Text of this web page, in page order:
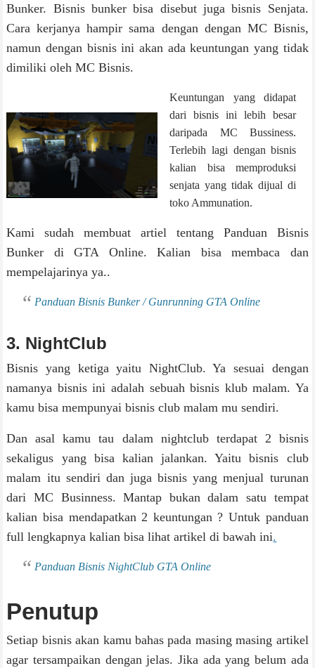
Bunker. Bisnis bunker bisa disebut juga bisnis Senjata.
Cara kerjanya hampir sama dengan dengan MC Bisnis,
namun dengan bisnis ini akan ada keuntungan yang tidak
dimiliki oleh MC Bisnis.
Keuntungan yang didapat
dari bisnis ini lebih besar
daripada MC Bussiness.
Terlebih lagi dengan bisnis
kalian bisa memproduksi
senjata yang tidak dijual di
toko Ammunation.
Kami sudah membuat artiel tentang Panduan Bisnis
Bunker di GTA Online. Kalian bisa membaca dan
mempelajarinya ya..
Panduan Bisnis Bunker / Gunrunning GTA Online
3. NightClub
Bisnis yang ketiga yaitu NightClub. Ya sesuai dengan
namanya bisnis ini adalah sebuah bisnis klub malam. Ya
kamu bisa mempunyai bisnis club malam mu sendiri.
Dan asal kamu tau dalam nightclub terdapat 2 bisnis
sekaligus yang bisa kalian jalankan. Yaitu bisnis club
malam itu sendiri dan juga bisnis yang menjual turunan
dari MC Businness. Mantap bukan dalam satu tempat
kalian bisa mendapatkan 2 keuntungan ? Untuk panduan
full lengkapnya kalian bisa lihat artikel di bawah ini.
Panduan Bisnis NightClub GTA Online
Penutup
Setiap bisnis akan kamu bahas pada masing masing artikel
agar tersampaikan dengan jelas. Jika ada yang belum ada